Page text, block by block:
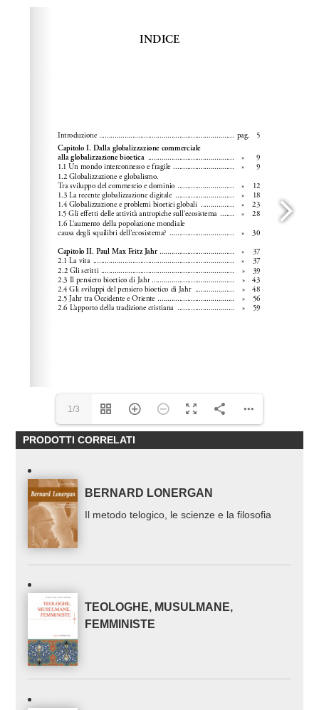
documentation.
1/3
PRODOTTI CORRELATI
BERNARD LONERGAN
Il metodo telogico, le scienze e la filosofia
TEOLOGHE, MUSULMANE,
FEMMINISTE